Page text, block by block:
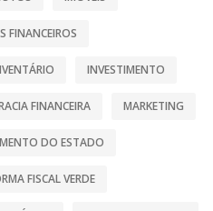
FINANCEIROS
INVESTIMENTO
FINANCEIRA MARKETING
DO ESTADO
FISCAL VERDE